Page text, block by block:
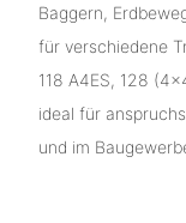
Baggern,
für verschiedene
118 A4ES, 128
ideal für
und im